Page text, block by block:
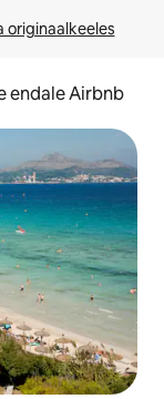
originaalkeeles
endale Airbnb